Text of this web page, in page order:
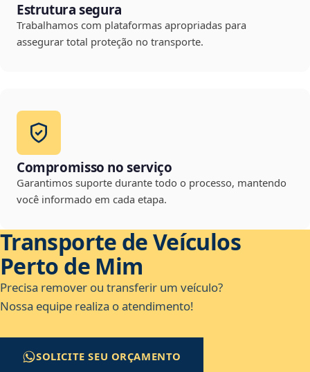
Estrutura segura
Trabalhamos com plataformas apropriadas para
assegurar total proteção no transporte.
Compromisso no serviço
Garantimos suporte durante todo o processo, mantendo
você informado em cada etapa.
Transporte de Veículos
Perto de Mim
Precisa remover ou transferir um veículo?
Nossa equipe realiza o atendimento!
SOLICITE SEU ORÇAMENTO